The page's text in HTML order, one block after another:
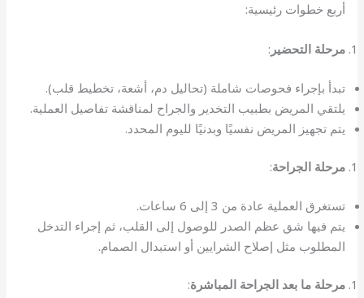
أربع خطوات رئيسية:
مرحلة التحضير :
تبدأ بإجراء فحوصات شاملة (تحاليل دم، أشعة، تخطيط قلب).
يلتقي المريض بطبيب التخدير والجراح لمناقشة تفاصيل العملية.
يتم تجهيز المريض نفسيًا وبدنيًا لليوم المحدد.
مرحلة الجراحة:
تستغرق العملية عادة من 3 إلى 6 ساعات.
يتم فيها شق عظم الصدر للوصول إلى القلب، ثم إجراء التدخل
المطلوب مثل إصلاح الشرايين أو استبدال الصمام.
مرحلة ما بعد الجراحة المباشرة: